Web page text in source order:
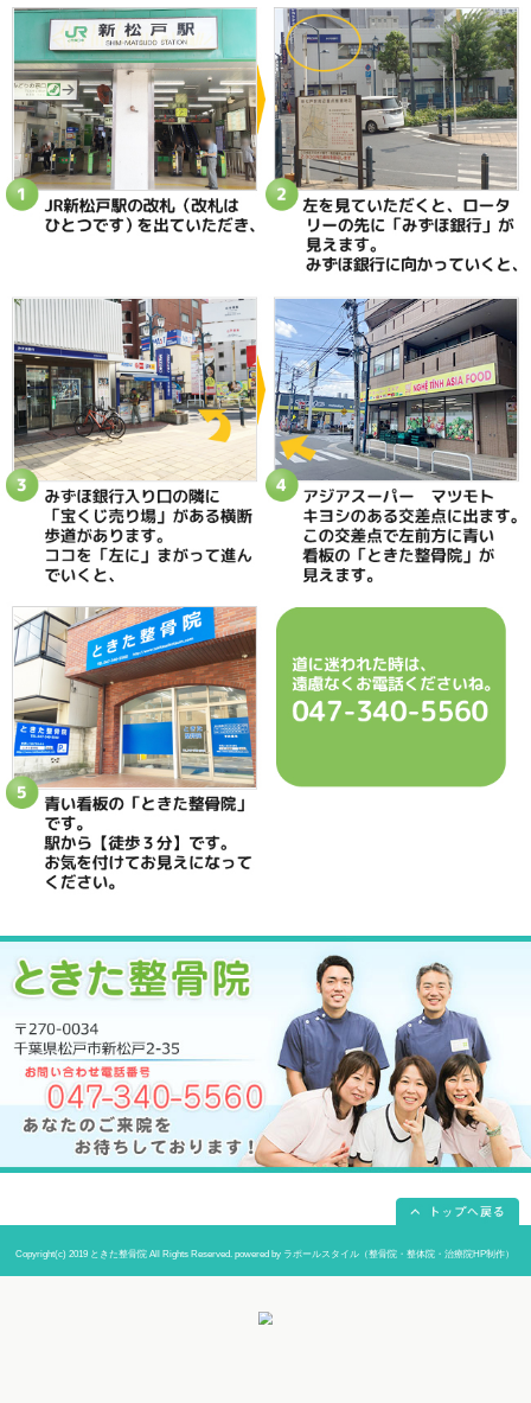
当院へのアクセス情報
ときた整骨院
所在地
〒270-0034 千葉県松戸市新松戸2-35
電話番号
047-340-5560
駐車場
駐車場はありません
予約
完全予約制 お電話にて受付致します
休診日
日曜・祝日
院長
鴇田 晶